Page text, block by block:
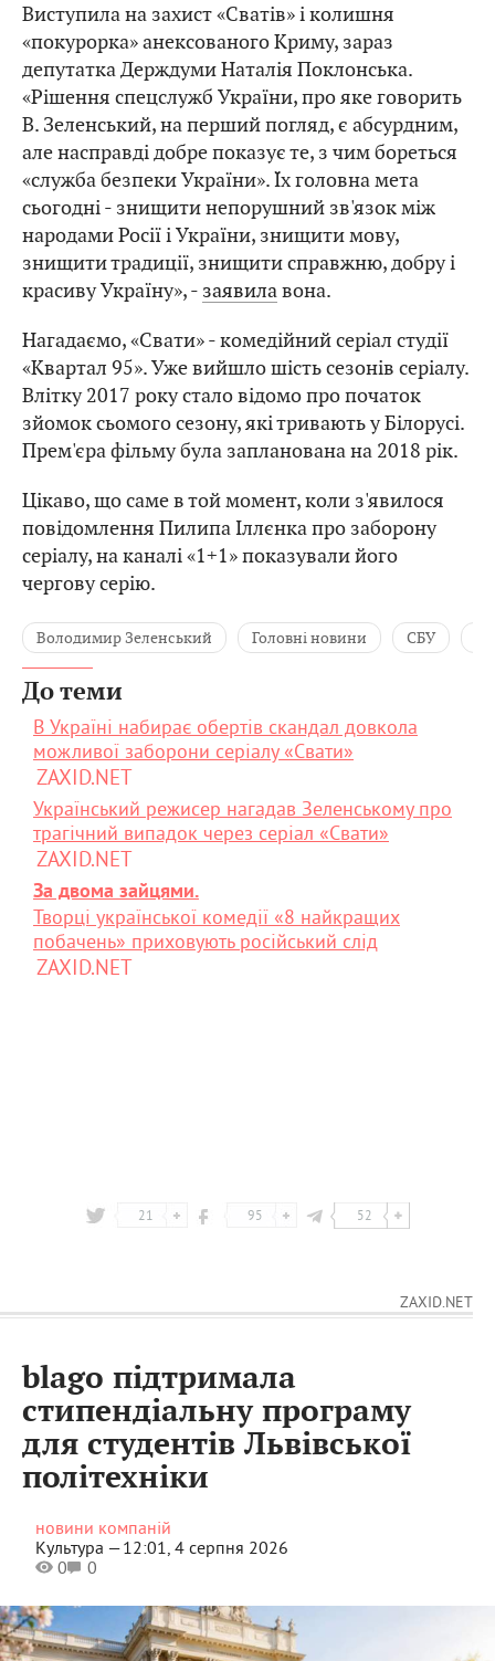
Виступила на захист «Сватів» і колишня
«покурорка» анексованого Криму, зараз
депутатка Держдуми Наталія Поклонська.
«Рішення спецслужб України, про яке говорить
В. Зеленський, на перший погляд, є абсурдним,
але насправді добре показує те, з чим бореться
«служба безпеки України». Їх головна мета
сьогодні - знищити непорушний зв'язок між
народами Росії і України, знищити мову,
знищити традиції, знищити справжню, добру і
красиву Україну», - заявилавона.
Нагадаємо, «Свати» - комедійний серіал студії
«Квартал 95». Уже вийшло шість сезонів серіалу.
Влітку 2017 року стало відомо про початок
зйомок сьомого сезону, які тривають у Білорусі.
Прем'єра фільму була запланована на 2018 рік.
Цікаво, що саме в той момент, коли з'явилося
повідомлення Пилипа Іллєнка про заборону
серіалу, на каналі «1+1» показували його
чергову серію.
Володимир Зеленський Головні новини СБУ
До теми
В Україні набирає обертів скандал довкола
можливої заборони серіалу «Свати»
ZAXID.NET
Український режисер нагадав Зеленському про
трагічний випадок через серіал «Свати»
ZAXID.NET
За двома зайцями.
Творці української комедії «8 найкращих
побачень» приховують російський слід
ZAXID.NET
21 95 52
ZAXID.NET
blago підтримала
стипендіальну програму
для студентів Львівської
політехніки
новини компаній
Культура —12:01, 4 серпня 2026
0
0